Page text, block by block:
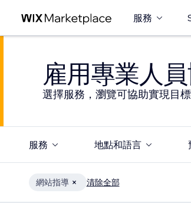
服務
雇用專業人
選擇服務，瀏覽可協助實現目
服務 地點和語言
網站指導 清除全部